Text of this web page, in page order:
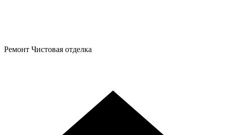
Ремонт Чистовая отделка